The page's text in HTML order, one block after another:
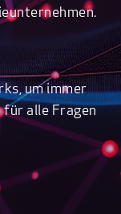
um immer
alle Fragen